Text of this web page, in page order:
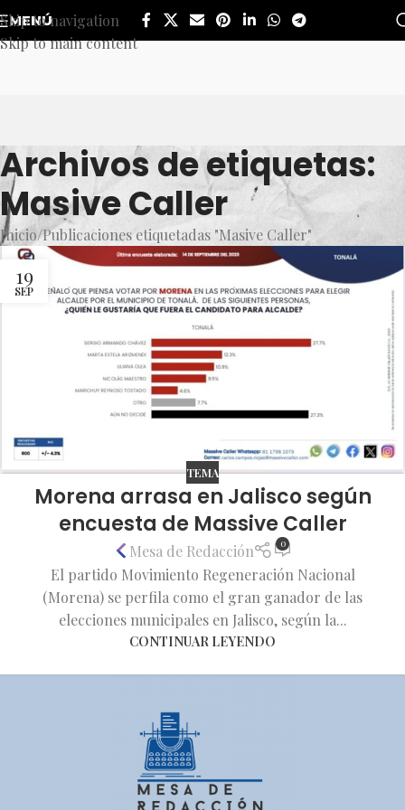
Skip to navigation
Skip to main content
MENÚ
Archivos de etiquetas:
Masive Caller
Inicio Publicaciones etiquetadas "Masive Caller"
19
SEP
TEMA
Morena arrasa en Jalisco según
encuesta de Massive Caller
Mesa de Redacción 0
El partido Movimiento Regeneración Nacional
(Morena) se perfila como el gran ganador de las
elecciones municipales en Jalisco, según la...
CONTINUAR LEYENDO